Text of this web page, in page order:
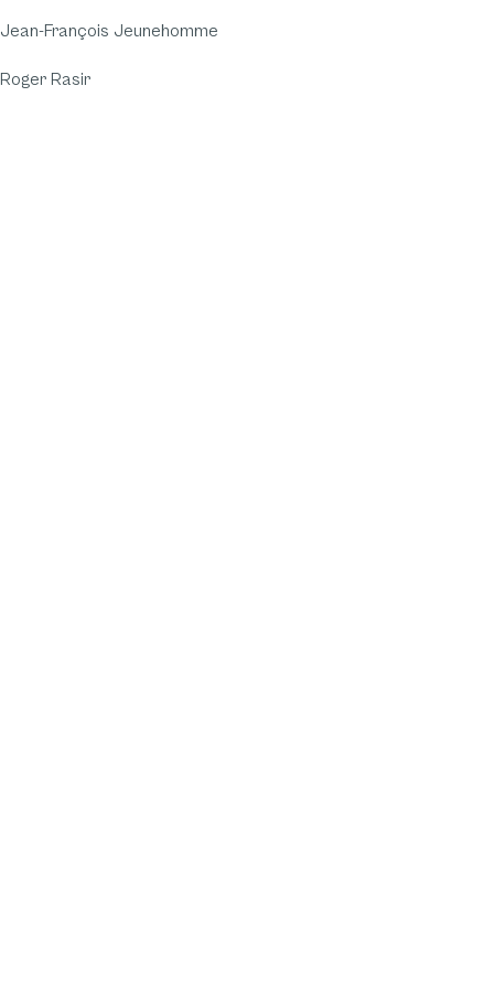
Jean-François Jeunehomme
Roger Rasir